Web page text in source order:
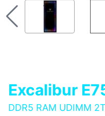
Excalibur
DDR5 RAM UDIMM